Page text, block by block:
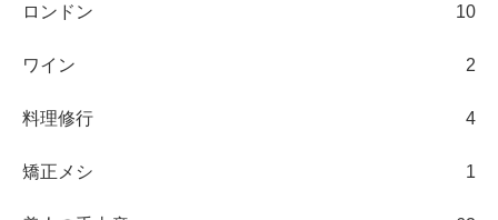
ロンドン 10
ワイン 2
料理修行 4
矯正メシ 1